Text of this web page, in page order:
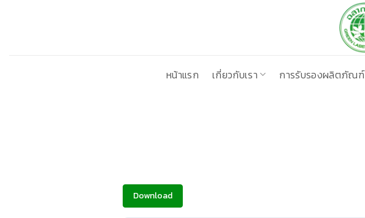
หน้าแรก
เกี่ยวกับเรา การรับรองผลิตภัณฑ์
Download